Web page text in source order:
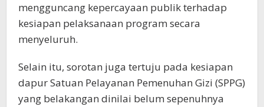
mengguncang kepercayaan publik terhadap
kesiapan pelaksanaan program secara
menyeluruh.
Selain itu, sorotan juga tertuju pada kesiapan
dapur Satuan Pelayanan Pemenuhan Gizi (SPPG)
yang belakangan dinilai belum sepenuhnya